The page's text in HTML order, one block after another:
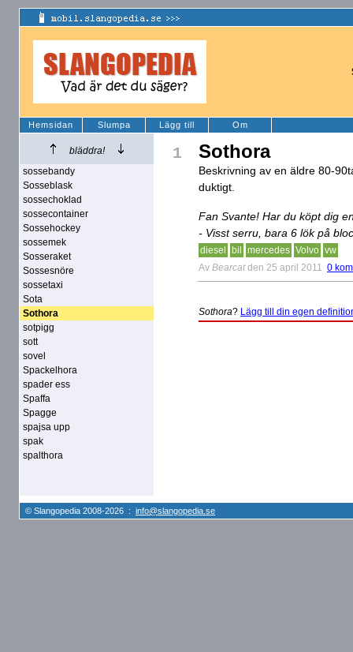
Hemsidan Slumpa Lägg till Om
bläddra!
sossebandy
Sosseblask
sossechoklad
sossecontainer
Sossehockey
sossemek
Sosseraket
Sossesnöre
sossetaxi
Sota
Sothora
sotpigg
sott
sovel
Spackelhora
spader ess
Spaffa
Spagge
spajsa upp
spak
spalthora
1 Sothora
Beskrivning av en äldre 80-
duktigt.
Fan Svante! Har du köpt dig
- Visst serru, bara 6 lök på
diesel bil mercedes Volvo vw
Av Bearcat den 25 april 2011 0
Sothora? Lägg till din egen
© Slangopedia 2008-2026 : info@slangopedia.se